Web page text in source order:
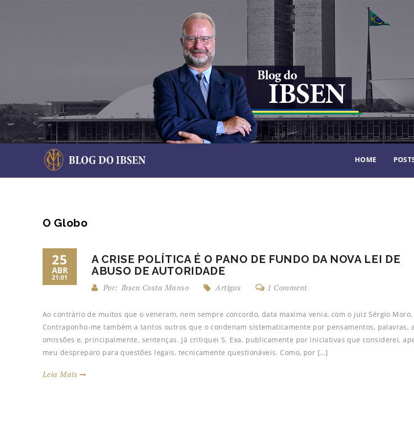
HOME
O Globo
25
ABR
21:01
A CRISE POLÍTICA É O PANO DE FUNDO DA NOVA LEI DE
ABUSO DE AUTORIDADE
Por: Ibsen Costa Manso Artigos 1 Comment
Ao contrário de muitos que o veneram, nem sempre concordo, data maxima venia, com o juiz Sérgio Moro.
Contraponho-me também a tantos outros que o condenam sistematicamente por pensamentos, palavras,
omissões e, principalmente, sentenças. Já critiquei S. Exa. publicamente por iniciativas que considerei,
meu despreparo para questões legais, tecnicamente questionáveis. Como, por […]
Leia Mais